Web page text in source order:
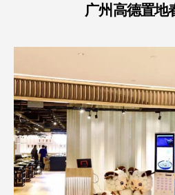
广州高德置地